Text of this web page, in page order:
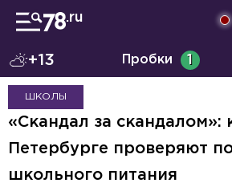
+13 Пробки 1
ШКОЛЫ
«Скандал за скандалом»:
Петербурге проверяют
школьного питания